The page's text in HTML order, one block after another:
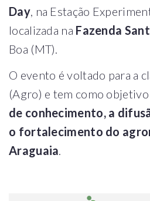
Day, na Estação
localizada na Fazenda
Boa (MT).
O evento é voltado para a
(Agro) e tem como
de conhecimento, a
o fortalecimento do
Araguaia